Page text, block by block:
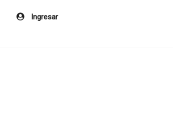
Ingresar